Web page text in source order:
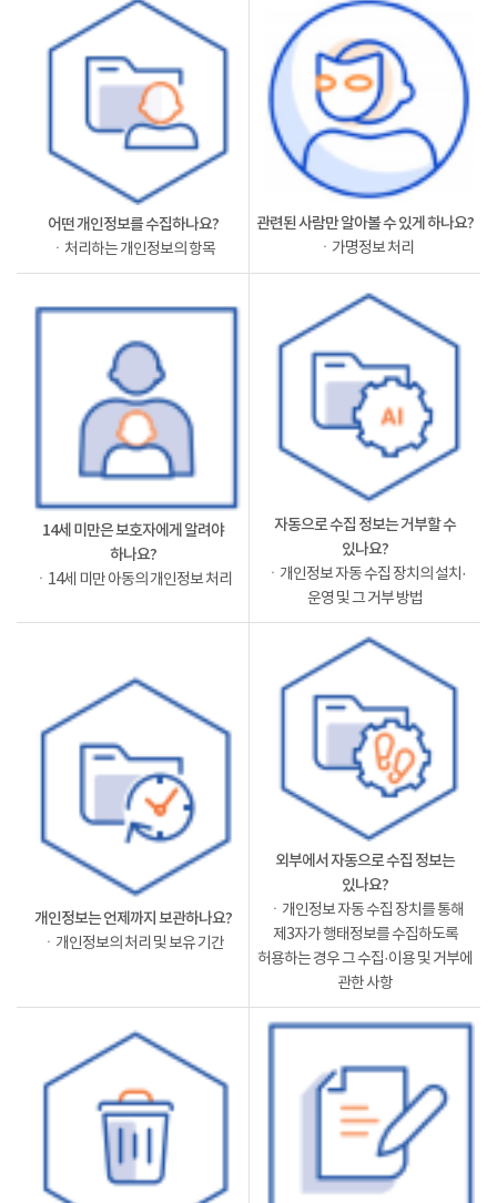
어떤 개인정보를 수집하나요?
ㆍ처리하는 개인정보의 항목
관련된 사람만 알아볼 수 있게 하나요?
ㆍ가명정보 처리
14세 미만은 보호자에게 알려야
하나요?
ㆍ14세 미만 아동의 개인정보 처리
자동으로 수집 정보는 거부할 수
있나요?
ㆍ개인정보 자동 수집 장치의 설치·
운영 및 그 거부 방법
개인정보는 언제까지 보관하나요?
ㆍ개인정보의 처리 및 보유 기간
외부에서 자동으로 수집 정보는
있나요?
ㆍ개인정보 자동 수집 장치를 통해
제3자가 행태정보를 수집하도록
허용하는 경우 그 수집·이용 및 거부에
관한 사항